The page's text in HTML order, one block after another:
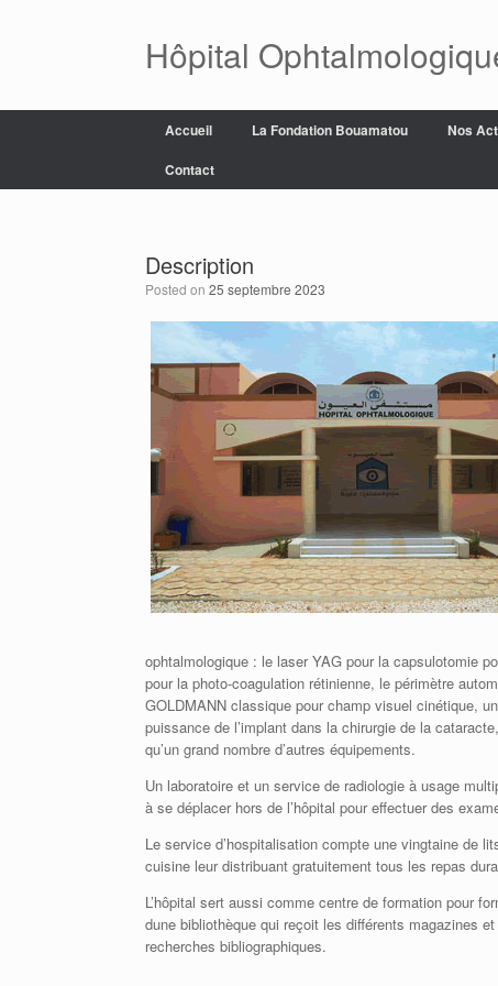
Hôpital
Accueil La Fondation Bouamatou Nos
Contact
Description
Posted on 25 septembre 2023
ophtalmologique : le laser YAG pour la capsulotomie
pour la photo-coagulation rétinienne, le périmètre
GOLDMANN classique pour champ visuel cinétique,
puissance de l’implant dans la chirurgie de la
qu’un grand nombre d’autres équipements.
Un laboratoire et un service de radiologie à usage
à se déplacer hors de l’hôpital pour effectuer des
Le service d’hospitalisation compte une vingtaine de
cuisine leur distribuant gratuitement tous les repas
L’hôpital sert aussi comme centre de formation pour
dune bibliothèque qui reçoit les différents magazines
recherches bibliographiques.